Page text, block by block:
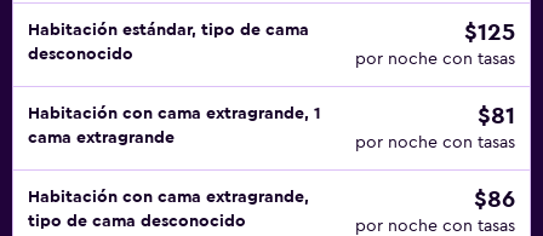
Habitación estándar, tipo de cama
desconocido
$125
por noche con tasas
Habitación con cama extragrande, 1
cama extragrande
$81
por noche con tasas
Habitación con cama extragrande,
tipo de cama desconocido
$86
por noche con tasas